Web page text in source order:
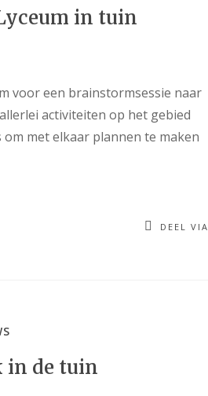
in tuin
voor een brainstormsessie naar
activiteiten op het gebied
met elkaar plannen te maken
DEEL VIA
in de tuin